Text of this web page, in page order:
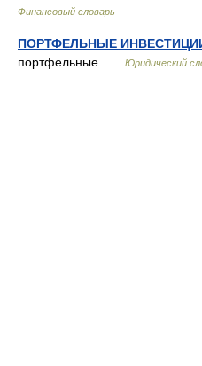
Финансовый словарь
ПОРТФЕЛЬНЫЕ
портфельные …
Юридический